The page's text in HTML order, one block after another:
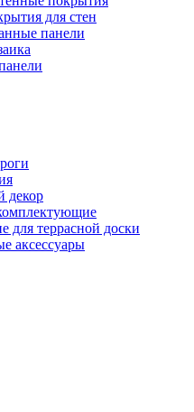
для стен
панели
декор
для террасной доски
аксессуары